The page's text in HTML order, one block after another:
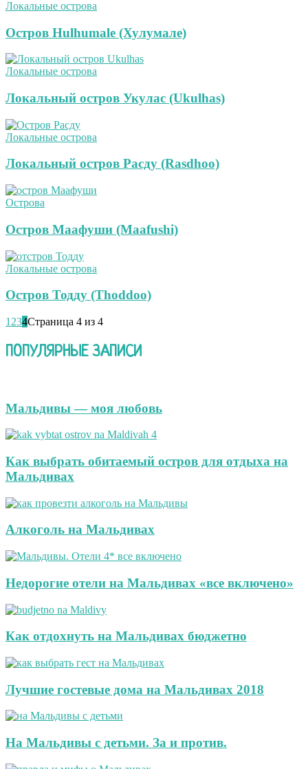
Локальные острова
Остров Hulhumale (Хулумале)
Локальные острова
Локальный остров Укулас (Ukulhas)
Локальные острова
Локальный остров Расду (Rasdhoo)
Острова
Остров Маафуши (Maafushi)
Локальные острова
Остров Тодду (Thoddoo)
1 234Страница 4 из 4
ПОПУЛЯРНЫЕ ЗАПИСИ
Мальдивы — моя любовь
Как выбрать обитаемый остров для отдыха на
Мальдивах
Алкоголь на Мальдивах
Недорогие отели на Мальдивах «все включено»
Как отдохнуть на Мальдивах бюджетно
Лучшие гостевые дома на Мальдивах 2018
На Мальдивы с детьми. За и против.